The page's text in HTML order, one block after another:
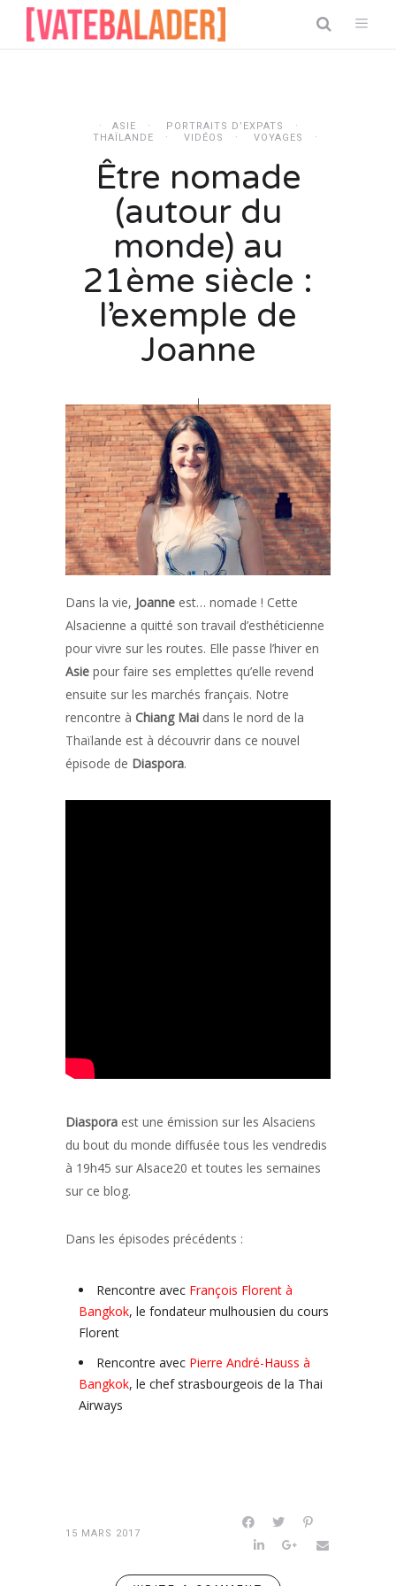
ASIE
PORTRAITS D’EXPATS
THAÏLANDE
VIDÉOS VOYAGES
Être nomade
(autour du
monde) au
21ème siècle :
l’exemple de
Joanne
Dans la vie, Joanne est… nomade ! Cette
Alsacienne a quitté son travail d’esthéticienne
pour vivre sur les routes. Elle passe l’hiver en
Asie pour faire ses emplettes qu’elle revend
ensuite sur les marchés français. Notre
rencontre à Chiang Mai dans le nord de la
Thaïlande est à découvrir dans ce nouvel
épisode de Diaspora.
Diaspora est une émission sur les Alsaciens
du bout du monde diffusée tous les vendredis
à 19h45 sur Alsace20 et toutes les semaines
sur ce blog.
Dans les épisodes précédents :
Rencontre avec François Florent à
Bangkok, le fondateur mulhousien du cours
Florent
Rencontre avec Pierre André-Hauss à
Bangkok, le chef strasbourgeois de la Thai
Airways
15 MARS 2017